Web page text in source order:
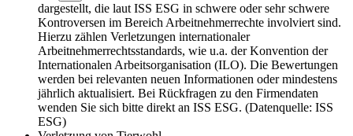
dargestellt, die laut ISS ESG in schwere oder sehr schwere
Kontroversen im Bereich Arbeitnehmerrechte involviert sind.
Hierzu zählen Verletzungen internationaler
Arbeitnehmerrechtsstandards, wie u.a. der Konvention der
Internationalen Arbeitsorganisation (ILO). Die Bewertungen
werden bei relevanten neuen Informationen oder mindestens
jährlich aktualisiert. Bei Rückfragen zu den Firmendaten
wenden Sie sich bitte direkt an ISS ESG. (Datenquelle: ISS
ESG)